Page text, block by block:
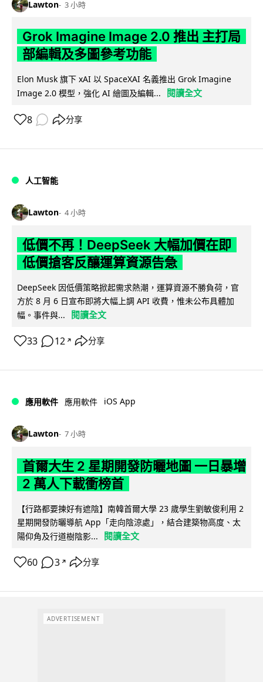
Lawton 3 小時
Grok Imagine Image 2.0 推出 主打局
部編輯及多圖參考功能
Elon Musk 旗下 xAI 以 SpaceXAI 名義推出 Grok Imagine
Image 2.0 模型，強化 AI 繪圖及編輯...
閱讀全文
8 分享
人工智能
Lawton 4 小時
低價不再！DeepSeek 大幅加價在即
低價搶客反釀運算資源告急
DeepSeek 因低價策略掀起需求熱潮，運算資源不勝負荷，官
方於 8 月 6 日宣布即將大幅上調 API 收費，惟未公布具體加
幅。事件與...
閱讀全文
33 12 ↗ 分享
應用軟件 應用軟件 iOS App
Lawton 7 小時
首爾大生 2 星期開發防曬地圖 一日暴增
2 萬人下載衝榜首
【行路都要揀好有遮陰】南韓首爾大學 23 歲學生劉敏俊利用 2
星期開發防曬導航 App「走向陰涼處」，結合建築物高度、太
陽仰角及行道樹陰影...
閱讀全文
60 3 ↗ 分享
ADVERTISEMENT